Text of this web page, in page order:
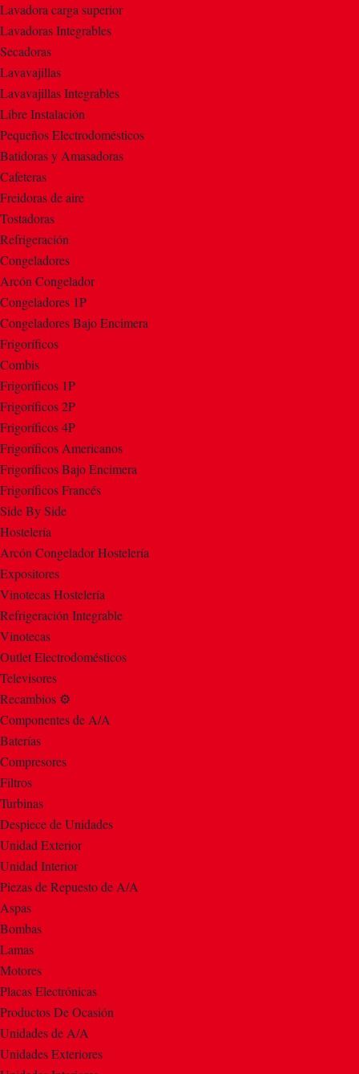
Lavadora carga superior
Lavadoras Integrables
Secadoras
Lavavajillas
Lavavajillas Integrables
Libre Instalación
Pequeños Electrodomésticos
Batidoras y Amasadoras
Cafeteras
Freidoras de aire
Tostadoras
Refrigeración
Congeladores
Arcón Congelador
Congeladores 1P
Congeladores Bajo Encimera
Frigoríficos
Combis
Frigoríficos 1P
Frigoríficos 2P
Frigoríficos 4P
Frigoríficos Americanos
Frigoríficos Bajo Encimera
Frigoríficos Francés
Side By Side
Hostelería
Arcón Congelador Hostelería
Expositores
Vinotecas Hostelería
Refrigeración Integrable
Vinotecas
Outlet Electrodomésticos
Televisores
Recambios ⚙️
Componentes de A/A
Baterías
Compresores
Filtros
Turbinas
Despiece de Unidades
Unidad Exterior
Unidad Interior
Piezas de Repuesto de A/A
Aspas
Bombas
Lamas
Motores
Placas Electrónicas
Productos De Ocasión
Unidades de A/A
Unidades Exteriores